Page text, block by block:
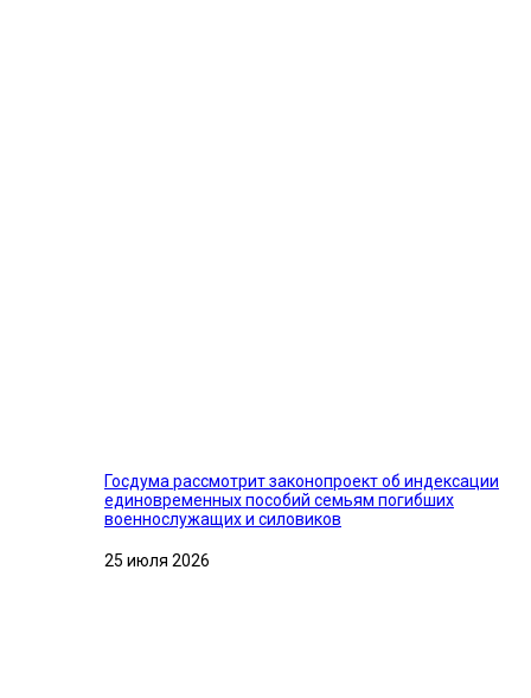
Госдума рассмотрит законопроект об индексации
единовременных пособий семьям погибших
военнослужащих и силовиков
25 июля 2026